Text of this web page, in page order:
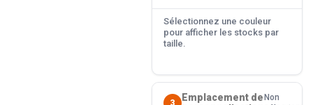
Sélectionnez une couleur
pour afficher les stocks par
taille.
3
Emplacement deNon